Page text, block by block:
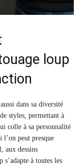
loup
dans sa diversité
styles, permettant à
colle à sa personnalité
l’on peut presque
aux dessins
à toutes les